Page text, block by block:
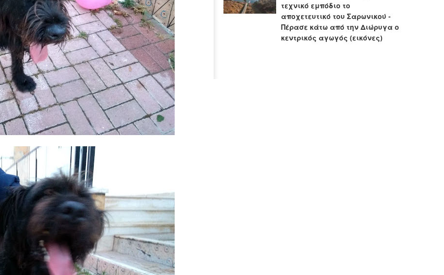
τεχνικό εμπόδιο το
αποχετευτικό του Σαρωνικού -
Πέρασε κάτω από την Διώρυγα ο
κεντρικός αγωγός (εικόνες)